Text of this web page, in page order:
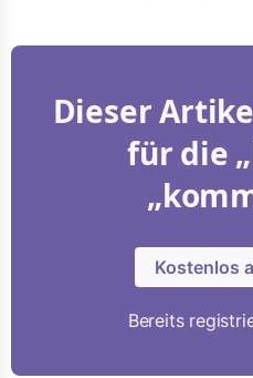
Dieser
für die
Kostenlos
Bereits